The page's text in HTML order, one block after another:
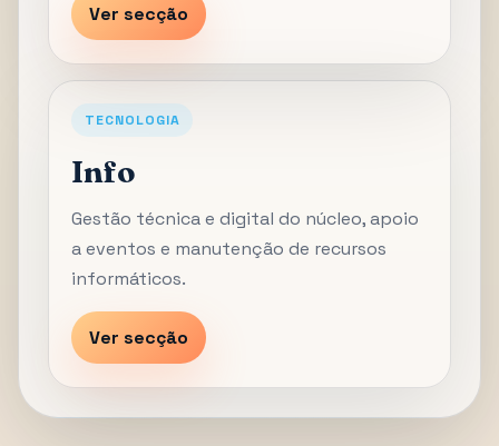
Ver secção
TECNOLOGIA
Info
Gestão técnica e digital do núcleo, apoio
a eventos e manutenção de recursos
informáticos.
Ver secção